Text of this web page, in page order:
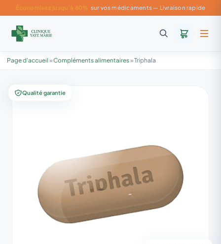
Économisez jusqu'à 80% sur vos médicaments — Livraison rapide
Page d'accueil »Compléments alimentaires»Triphala
Qualité garantie